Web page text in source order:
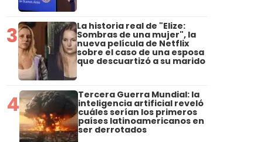
3 La historia real de "Elize:
Sombras de una mujer", la
nueva película de Netflix
sobre el caso de una esposa
que descuartizó a su marido
4 Tercera Guerra Mundial: la
inteligencia artificial reveló
cuáles serían los primeros
países latinoamericanos en
ser derrotados